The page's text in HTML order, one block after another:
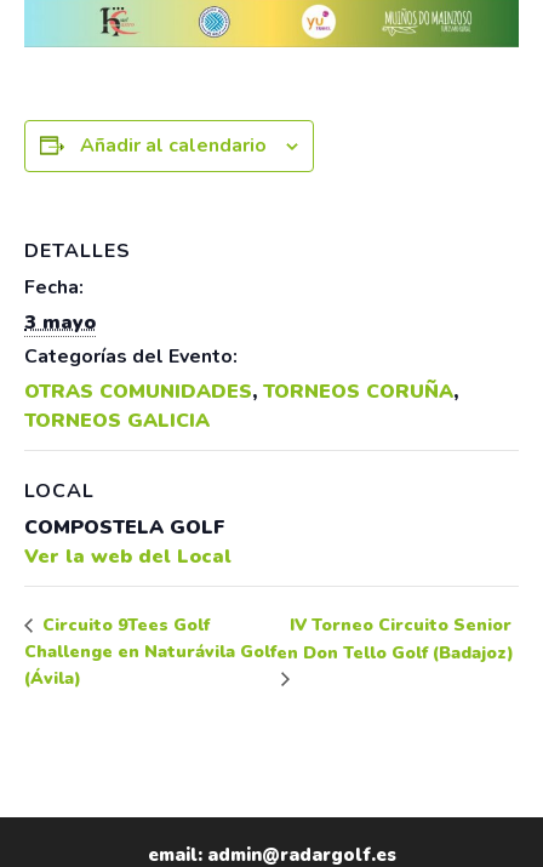
Añadir al calendario
DETALLES
Fecha:
3 mayo
Categorías del Evento:
OTRAS COMUNIDADES, TORNEOS CORUÑA,
TORNEOS GALICIA
LOCAL
COMPOSTELA GOLF
Ver la web del Local
Circuito 9Tees Golf
Challenge en Naturávila Golf
(Ávila)
IV Torneo Circuito Senior
en Don Tello Golf (Badajoz)
email: admin@radargolf.es